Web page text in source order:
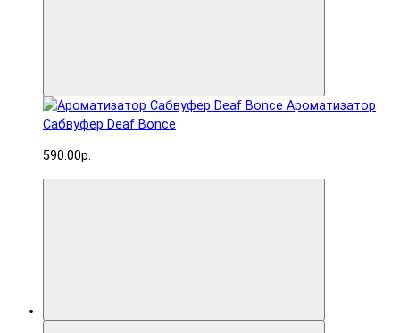
Ароматизатор
Сабвуфер Deaf Bonce
590.00р.